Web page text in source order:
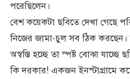
পরেছিলেন।
বেশ কয়েকটা ছবিতে দেখা গেছে
নিজের জামা-চুল সব ঠিক করছেন।
অস্বস্তি হচ্ছে তা স্পষ্ট বোঝা যাচ্ছে
কি দরকার! একজন ইনস্টাগ্রামে